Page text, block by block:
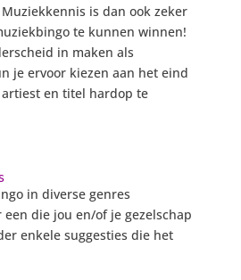
is dan ook zeker
te kunnen winnen!
in maken als
je ervoor kiezen aan het eind
en titel hardop te
in diverse genres
die jou en/of je gezelschap
enkele suggesties die het